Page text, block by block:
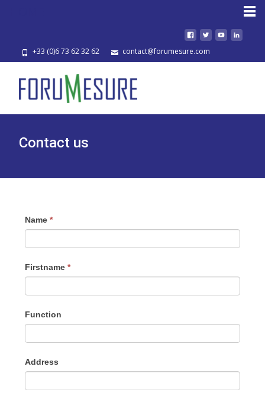
+33 (0)6 73 62 32 62 contact@forumesure.com
Contact us
Name *
Firstname *
Function
Address